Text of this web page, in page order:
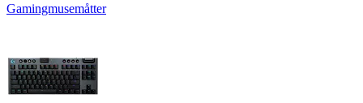
Gamingmusemåtter